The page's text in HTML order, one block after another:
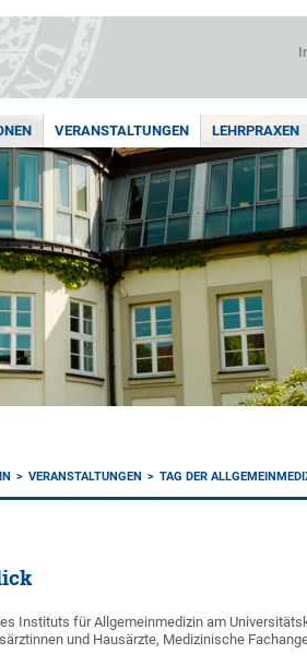
VERANSTALTUNGEN LEHRPRAXEN
VERANSTALTUNGEN TAG DER
Instituts für Allgemeinmedizin am
und Hausärzte, Medizinische